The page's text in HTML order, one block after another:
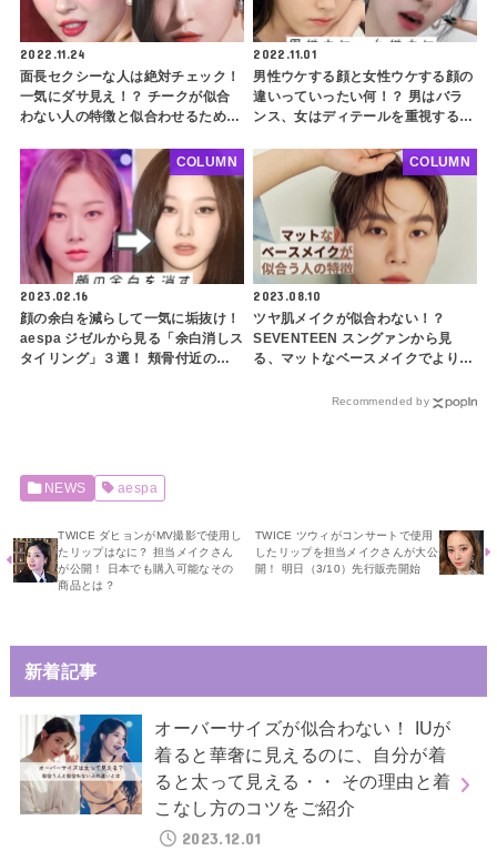
2022.11.24
面長セクシーな人は絶対チェック！
一気にダサ見え！？ チークが似合
わない人の特徴と似合わせるための
2022.11.01
男性ウケする顔と女性ウケする顔の
違いっていったい何！？ 男はバラ
ンス、女はディテールを重視するっ
説【韓国女性編】
2023.02.16
顔の余白を減らして一気に垢抜け！
aespa ジゼルから見る「余白消しス
タイリング」３選！ 頬骨付近のス
COLUMN
2023.08.10
ツヤ肌メイクが似合わない！？
SEVENTEEN スングァンから見
る、マットなベースメイクでよりき
COLUMN
Recommended by
NEWS aespa
TWICE ダヒョンがMV撮影で使用し
たリップはなに？ 担当メイクさん
が公開！ 日本でも購入可能なその
商品とは？
TWICE ツウィがコンサートで使用
したリップを担当メイクさんが大公
開！ 明日（3/10）先行販売開始
新着記事
オーバーサイズが似合わない！ IUが
着ると華奢に見えるのに、自分が着
ると太って見える・・ その理由と着
こなし方のコツをご紹介
2023.12.01